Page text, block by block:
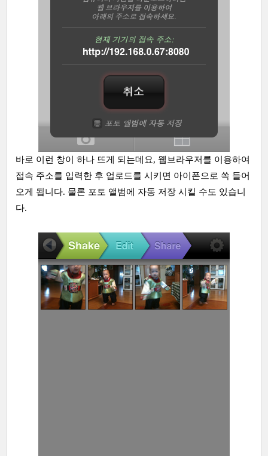
바로 이런 창이 하나 뜨게 되는데요, 웹브라우저를 이용하여
접속 주소를 입력한 후 업로드를 시키면 아이폰으로 쏙 들어
오게 됩니다. 물론 포토 앨범에 자동 저장 시킬 수도 있습니
다.